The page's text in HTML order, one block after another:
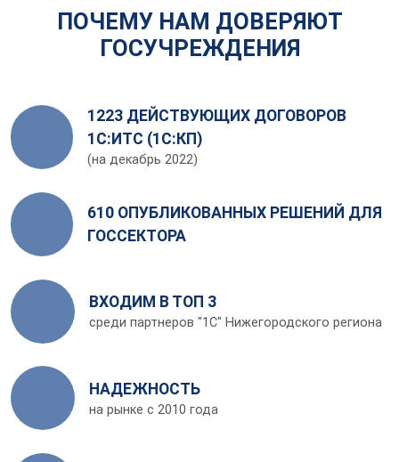
ПОЧЕМУ НАМ ДОВЕРЯЮТ
ГОСУЧРЕЖДЕНИЯ
1223 ДЕЙСТВУЮЩИХ ДОГОВОРОВ
1С:ИТС (1С:КП)
(на декабрь 2022)
610 ОПУБЛИКОВАННЫХ РЕШЕНИЙ ДЛЯ
ГОССЕКТОРА
ВХОДИМ В ТОП 3
среди партнеров "1С" Нижегородского региона
НАДЕЖНОСТЬ
на рынке с 2010 года